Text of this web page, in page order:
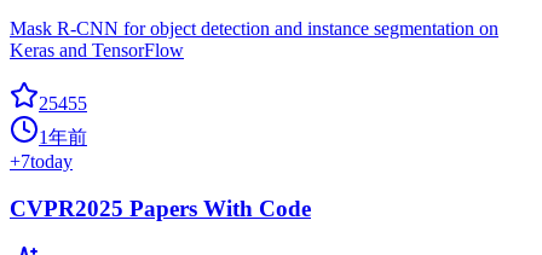
Mask R-CNN for object detection and instance segmentation on
Keras and TensorFlow
25455
1年前
+7today
CVPR2025 Papers With Code